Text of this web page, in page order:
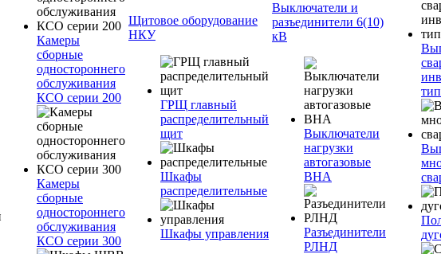
Камеры
сборные
одностороннего
обслуживания
КСО серии 200
Камеры
сборные
одностороннего
обслуживания
КСО серии 300
Щитовое оборудование
НКУ
ГРЩ главный
распределительный
щит
Шкафы
распределительные
Шкафы управления
Выключатели и
разъединители 6(10)
кВ
Выключатели
нагрузки
автогазовые
ВНА
Разъединители
РЛНД